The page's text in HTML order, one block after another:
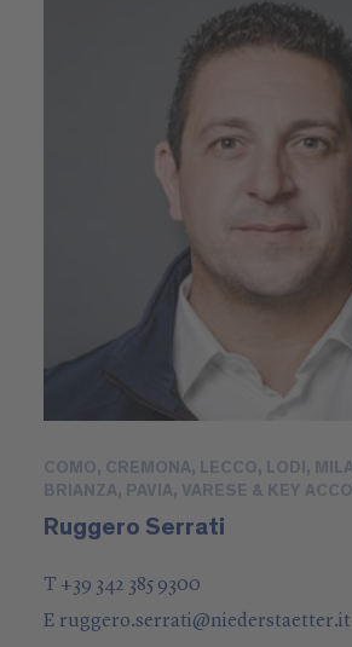
COMO, CREMONA, LECCO, LODI,
BRIANZA, PAVIA, VARESE & KEY
Ruggero Serrati
T +39 342 385 9300
E ruggero.serrati@niederstaetter.it